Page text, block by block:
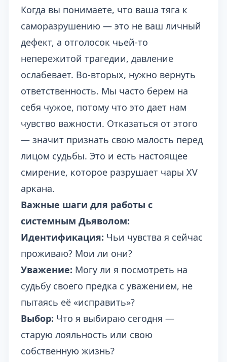
Когда вы понимаете, что ваша тяга к
саморазрушению — это не ваш личный
дефект, а отголосок чьей-то
непережитой трагедии, давление
ослабевает. Во-вторых, нужно вернуть
ответственность. Мы часто берем на
себя чужое, потому что это дает нам
чувство важности. Отказаться от этого
— значит признать свою малость перед
лицом судьбы. Это и есть настоящее
смирение, которое разрушает чары XV
аркана.
Важные шаги для работы с
системным Дьяволом:
Идентификация: Чьи чувства я сейчас
проживаю? Мои ли они?
Уважение: Могу ли я посмотреть на
судьбу своего предка с уважением, не
пытаясь её «исправить»?
Выбор: Что я выбираю сегодня —
старую лояльность или свою
собственную жизнь?